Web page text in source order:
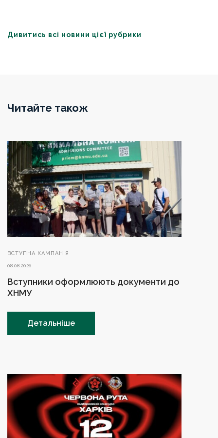
Дивитись всі новини цієї рубрики
Читайте також
ВСТУПНА КАМПАНІЯ
08.08.2026
Вступники оформлюють документи до
ХНМУ
Детальніше